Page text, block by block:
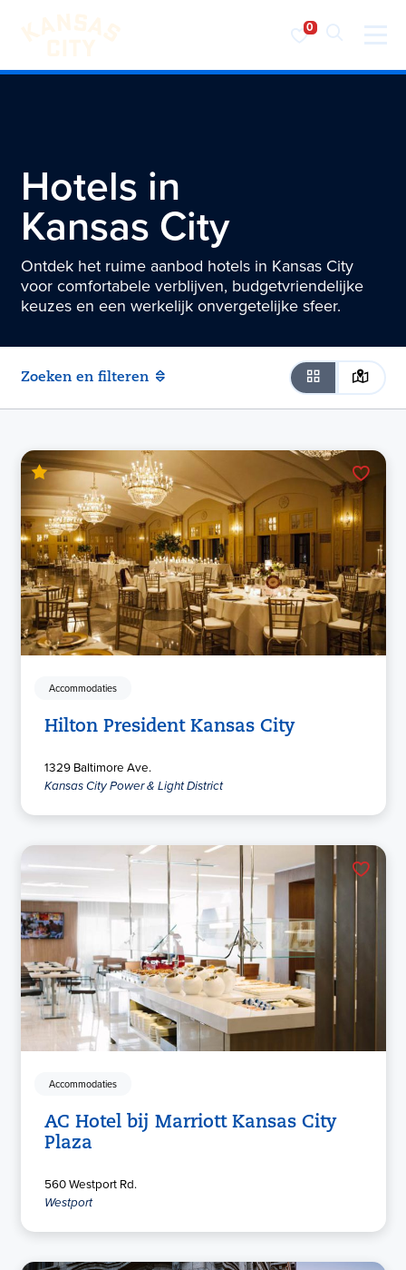
Bezoek KC
Hotels in
Kansas City
Ontdek het ruime aanbod hotels in Kansas City
voor comfortabele verblijven, budgetvriendelijke
keuzes en een werkelijk onvergetelijke sfeer.
Zoeken en filteren
Accommodaties
Hilton President Kansas City
1329 Baltimore Ave.
Kansas City Power & Light District
Accommodaties
AC Hotel bij Marriott Kansas City
Plaza
560 Westport Rd.
Westport